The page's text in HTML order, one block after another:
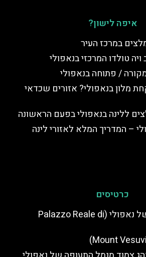
איפה לישון?
במרכז העיר
ויה טולדו המרכזי בנאפולי
/ פתוחה בנאפולי
מלון בנאפולי? אזורים שכדאי
ללינה בנאפולי בפעם הראשונה
– המדריך המלא לאזורי לינה
כרטיסים
הארמון המלכותי של נאפולי (Palazzo Reale di